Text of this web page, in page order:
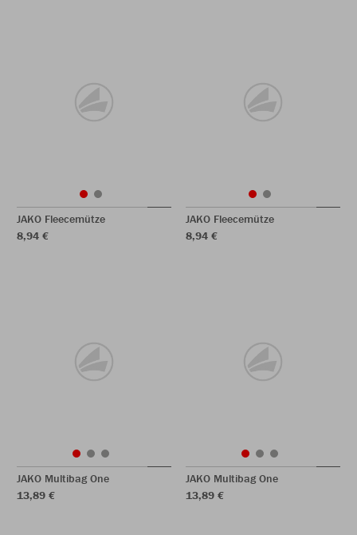
JAKO Fleecemütze
8,94 €
JAKO Fleecemütze
8,94 €
JAKO Multibag One
13,89 €
JAKO Multibag One
13,89 €